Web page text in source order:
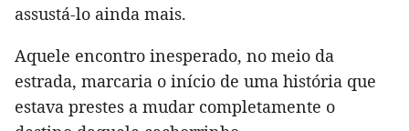
assustá-lo ainda mais.
Aquele encontro inesperado, no meio da
estrada, marcaria o início de uma história que
estava prestes a mudar completamente o